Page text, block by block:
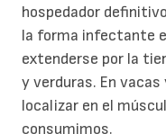
hospedador
la forma infectante
extenderse por la
y verduras. En
localizar en el
consumimos.